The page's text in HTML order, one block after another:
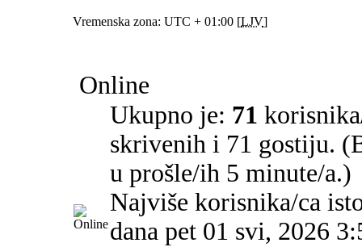
Vremenska zona: UTC + 01:00 [LJV]
Online
Ukupno je: 71
skrivenih i 71 gostiju.
u prošle/ih 5 minute/a.)
Najviše korisnika/ca
dana pet 01 svi, 2026